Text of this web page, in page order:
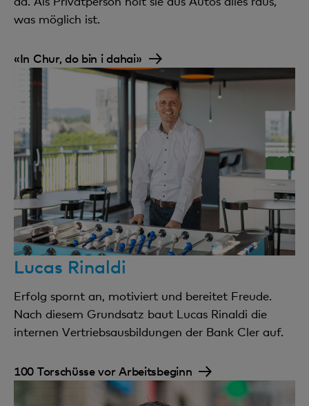
was möglich ist.
«In Chur, do bin i dahai»
Lucas Rinaldi
Erfolg spornt an, motiviert und bereitet Freude.
Nach diesem Grundsatz baut Lucas Rinaldi die
internen Vertriebsausbildungen der Bank Cler auf.
100 Torschüsse vor Arbeitsbeginn